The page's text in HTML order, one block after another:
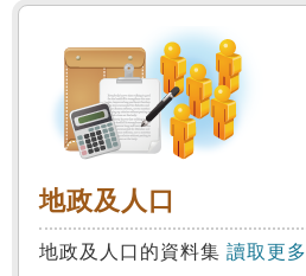
:::
地政及人口
地政及人口
地政及人口的資料集 讀取更多